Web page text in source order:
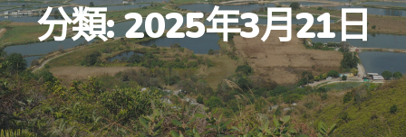
分類:2025年3月21日